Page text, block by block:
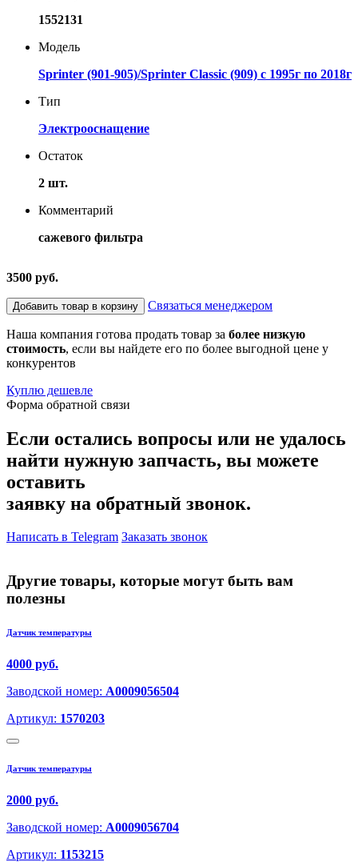
1552131
Модель
Sprinter (901-905)/Sprinter Classic (909) с 1995г по 2018г
Тип
Электрооснащение
Остаток
2 шт.
Комментарий
сажевого фильтра
3500 руб.
Добавить товар в корзину Связаться менеджером
Наша компания готова продать товар за более низкую
стоимость, если вы найдете его по более выгодной цене у
конкурентов
Куплю дешевле
Форма обратной связи
Если остались вопросы или не удалось
найти нужную запчасть, вы можете
оставить
заявку на обратный звонок.
Написать в Telegram Заказать звонок
Другие товары, которые могут быть вам
полезны
Датчик температуры
4000 руб.
Заводской номер: A0009056504
Артикул: 1570203
Датчик температуры
2000 руб.
Заводской номер: A0009056704
Артикул: 1153215